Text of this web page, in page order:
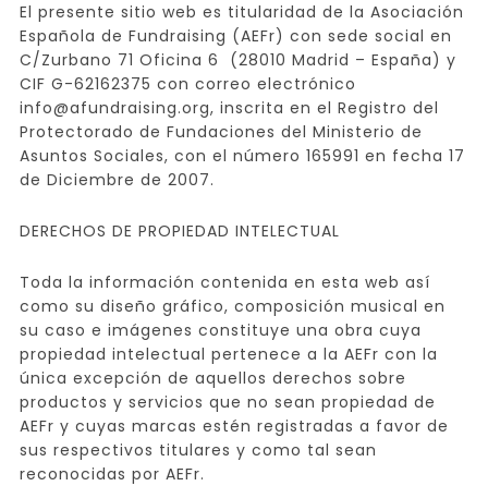
El presente sitio web es titularidad de la Asociación
Española de Fundraising (AEFr) con sede social en
C/Zurbano 71 Oficina 6 (28010 Madrid – España) y
CIF G-62162375 con correo electrónico
info@afundraising.org, inscrita en el Registro del
Protectorado de Fundaciones del Ministerio de
Asuntos Sociales, con el número 165991 en fecha 17
de Diciembre de 2007.
DERECHOS DE PROPIEDAD INTELECTUAL
Toda la información contenida en esta web así
como su diseño gráfico, composición musical en
su caso e imágenes constituye una obra cuya
propiedad intelectual pertenece a la AEFr con la
única excepción de aquellos derechos sobre
productos y servicios que no sean propiedad de
AEFr y cuyas marcas estén registradas a favor de
sus respectivos titulares y como tal sean
reconocidas por AEFr.